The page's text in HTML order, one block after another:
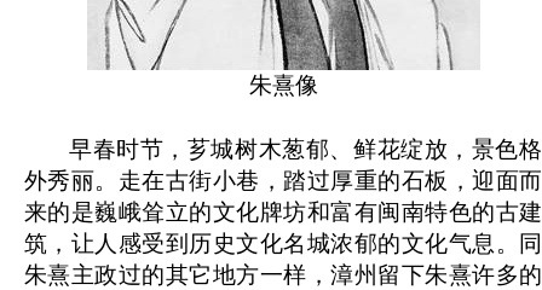
朱熹像
早春时节，芗城树木葱郁、鲜花绽放，景色格
外秀丽。走在古街小巷，踏过厚重的石板，迎面而
来的是巍峨耸立的文化牌坊和富有闽南特色的古建
筑，让人感受到历史文化名城浓郁的文化气息。同
朱熹主政过的其它地方一样，漳州留下朱熹许多的